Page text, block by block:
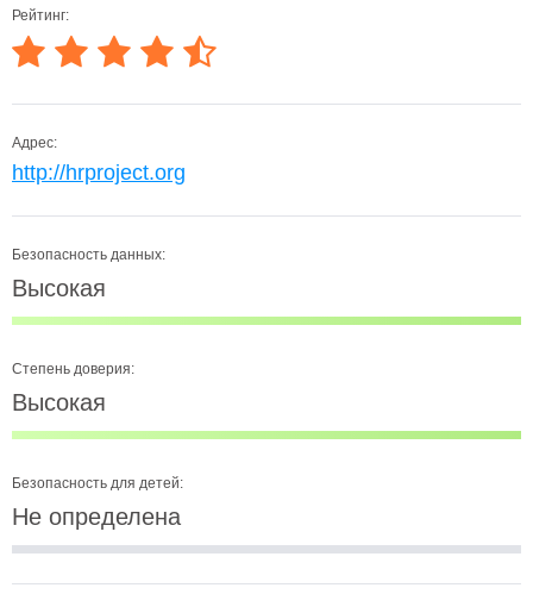
Рейтинг:
Адрес:
http://hrproject.org
Безопасность данных:
Высокая
Степень доверия:
Высокая
Безопасность для детей:
Не определена